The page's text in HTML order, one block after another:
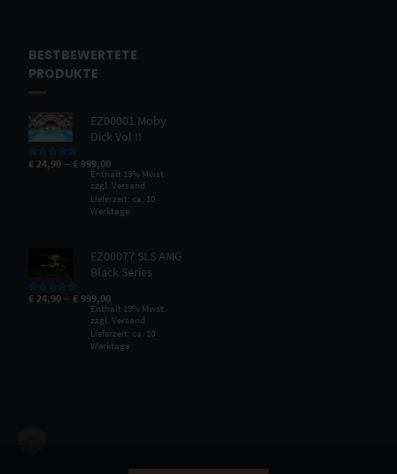
BESTBEWERTETE
PRODUKTE
EZ00001 Moby
Dick Vol II
Bewertet mit
von 5
€ 24,90 –€ 999,00
Enthält 19% Mwst.
zzgl.Versand
Lieferzeit: ca. 10
Werktage
EZ00077 SLS AMG
Black Series
Bewertet mit
von 5
€ 24,90 –€ 999,00
Enthält 19% Mwst.
zzgl.Versand
Lieferzeit: ca. 10
Werktage